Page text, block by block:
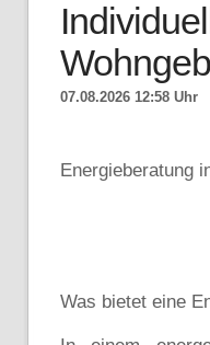
07.08.2026 12:58 Uhr
Energieberatung
Was bietet eine